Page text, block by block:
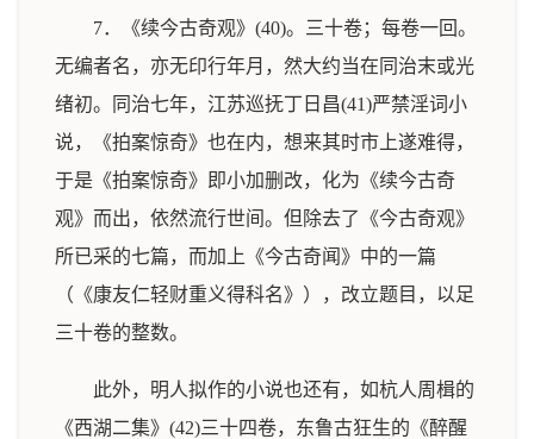
7．《续今古奇观》(40)。三十卷；每卷一回。
无编者名，亦无印行年月，然大约当在同治末或光
绪初。同治七年，江苏巡抚丁日昌(41)严禁淫词小
说，《拍案惊奇》也在内，想来其时市上遂难得，
于是《拍案惊奇》即小加删改，化为《续今古奇
观》而出，依然流行世间。但除去了《今古奇观》
所已采的七篇，而加上《今古奇闻》中的一篇
（《康友仁轻财重义得科名》），改立题目，以足
三十卷的整数。
此外，明人拟作的小说也还有，如杭人周楫的
《西湖二集》(42)三十四卷，东鲁古狂生的《醉醒